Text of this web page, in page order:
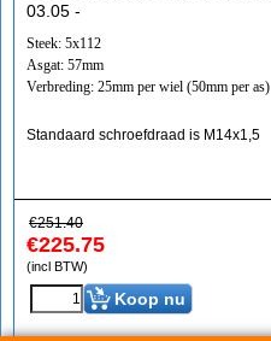
03.05 -
Steek: 5x112
Asgat: 57mm
Verbreding: 25mm per wiel (50mm per as)
Standaard schroefdraad is M14x1,5
€251.40
€225.75
(incl BTW)
Koop nu